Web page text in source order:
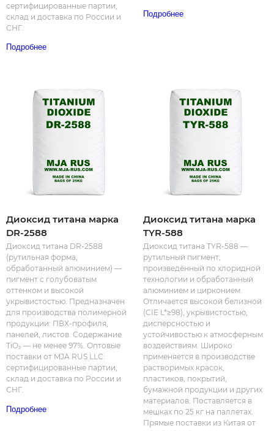
сертифицированные партии,
склад и доставка по России и
СНГ.
Подробнее
Подробнее
Диоксид титана марка
DR-2588
Диоксид титана DR-2588
(рутильная форма,
обработанный алюминием) —
пигмент с голубоватым
оттенком и высокой
укрывистостью. Предназначен
для производства полимерной
продукции: ПВХ-профиля,
панелей, листов. Содержание
TiO₂ — не менее 97%. Оптовые
поставки от MJA RUS LLC:
сертифицированные партии,
склад и доставка по России и
СНГ.
Подробнее
Диоксид титана марка
TYR-588
Диоксид титана TYR-588 —
рутильный пигмент,
произведённый по хлоридной
технологии и обработанный
алюминием и цирконием.
Отличается высокой белизной
(CIE L*≥98), укрывистостью,
дисперсностью и
устойчивостью к атмосферным
воздействиям. Широко
применяется в производстве
растворимых красок,
пластиков, покрытий,
бумажной продукции и других
материалов. Поставляется в
мешках по 25 кг на паллетах.
Прямые поставки из Китая от